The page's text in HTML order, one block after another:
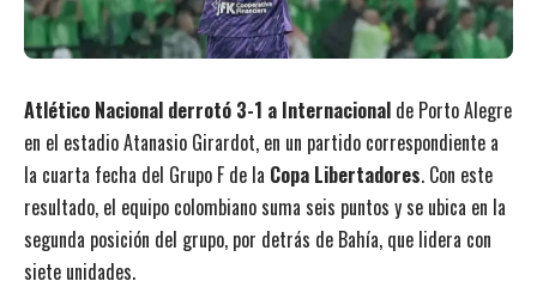
Atlético Nacional derrotó 3-1 a Internacional de Porto Alegre
en el estadio Atanasio Girardot, en un partido correspondiente a
la cuarta fecha del Grupo F de la Copa Libertadores. Con este
resultado, el equipo colombiano suma seis puntos y se ubica en la
segunda posición del grupo, por detrás de Bahía, que lidera con
siete unidades.